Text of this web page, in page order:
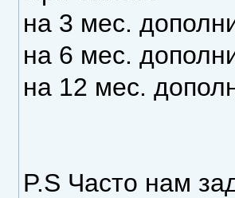
на 3 мес.
на 6 мес.
на 12 мес.
P.S Часто нам